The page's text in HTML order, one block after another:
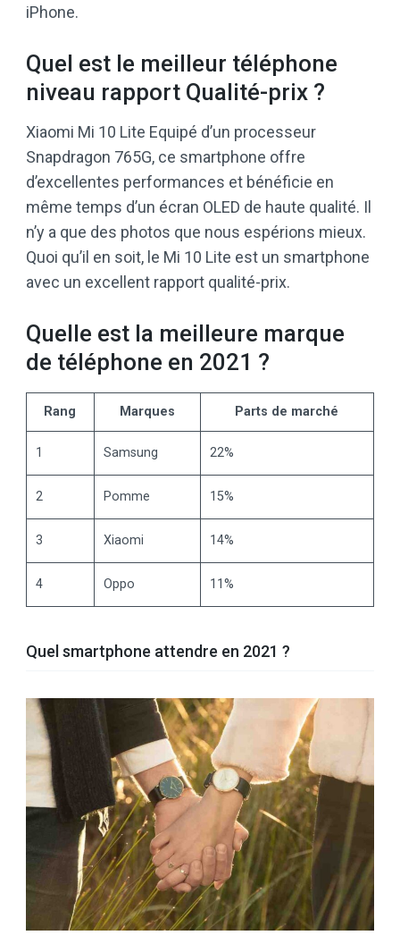
iPhone.
Quel est le meilleur téléphone
niveau rapport Qualité-prix ?
Xiaomi Mi 10 Lite Equipé d’un processeur
Snapdragon 765G, ce smartphone offre
d’excellentes performances et bénéficie en
même temps d’un écran OLED de haute qualité. Il
n’y a que des photos que nous espérions mieux.
Quoi qu’il en soit, le Mi 10 Lite est un smartphone
avec un excellent rapport qualité-prix.
Quelle est la meilleure marque
de téléphone en 2021 ?
Rang Marques Parts de marché
1 Samsung 22%
2 Pomme 15%
3 Xiaomi 14%
4 Oppo 11%
Quel smartphone attendre en 2021 ?